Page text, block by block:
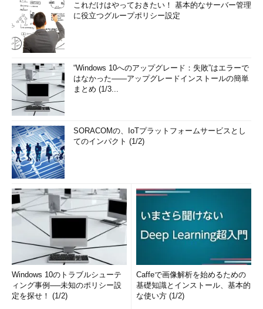
これだけはやっておきたい！ 基本的なサーバー管理
に役立つグループポリシー設定
“Windows 10へのアップグレード：失敗”はエラーで
はなかった――アップグレードインストールの簡単
まとめ (1/3...
SORACOMの、IoTプラットフォームサービスとし
てのインパクト (1/2)
Windows 10のトラブルシューテ
ィング事例──未知のポリシー設
定を探せ！ (1/2)
Caffeで画像解析を始めるための
基礎知識とインストール、基本的
な使い方 (1/2)